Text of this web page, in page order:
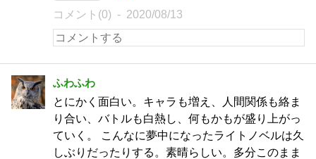
コメント(0) 2020/08/13
ふわふわ
とにかく面白い。キャラも増え、人間関係も絡ま
り合い、バトルも白熱し、何もかもが盛り上がっ
ていく。 こんなに夢中になったライトノベルは久
しぶりだったりする。素晴らしい。多分このまま